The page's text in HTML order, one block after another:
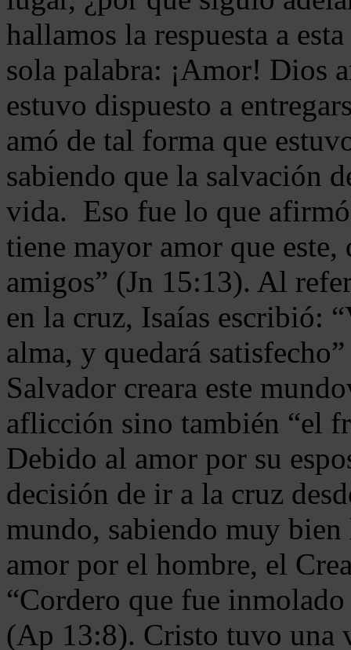
hallamos la respuesta a
sola palabra: ¡Amor! Dios
estuvo dispuesto a
amó de tal forma que
sabiendo que la salvación
vida. Eso fue lo que
tiene mayor amor que
amigos” (Jn 15:13). Al
en la cruz, Isaías escribió:
alma, y quedará
Salvador creara este
aflicción sino también “el
Debido al amor por su
decisión de ir a la cruz
mundo, sabiendo muy
amor por el hombre, el
“Cordero que fue
(Ap 13:8). Cristo tuvo una